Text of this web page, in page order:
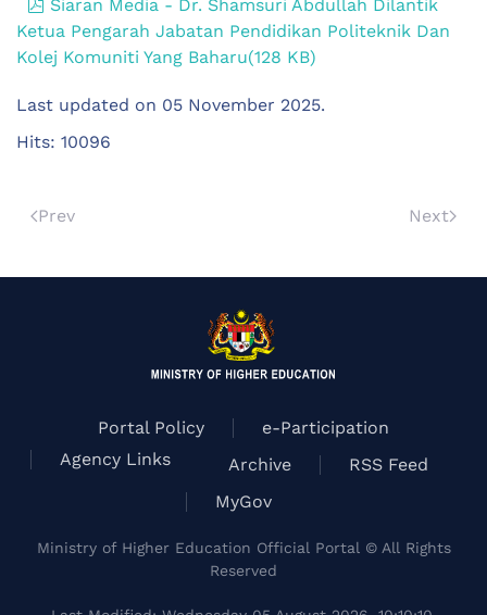
Siaran Media - Dr. Shamsuri Abdullah Dilantik
Ketua Pengarah Jabatan Pendidikan Politeknik Dan
Kolej Komuniti Yang Baharu(128 KB)
Last updated on 05 November 2025.
Hits: 10096
Prev Next
Portal Policy
e-Participation
Agency Links
Archive
RSS Feed
MyGov
Ministry of Higher Education Official Portal © All Rights
Reserved